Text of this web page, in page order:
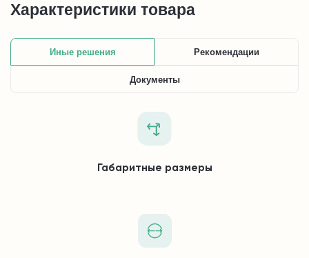
Характеристики товара
Иные решения Рекомендации
Документы
Габаритные размеры